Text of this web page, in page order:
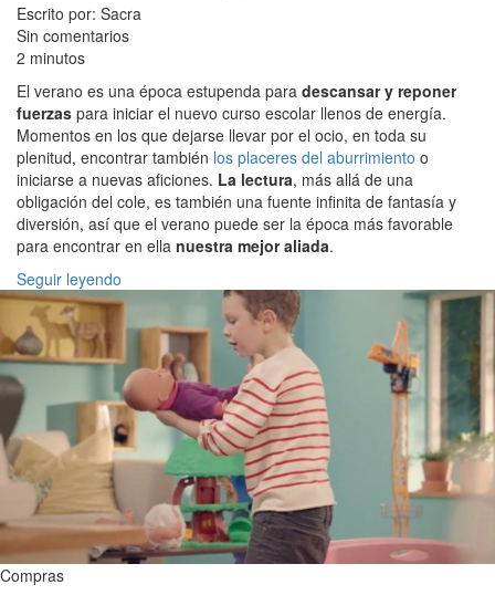
Escrito por: Sacra
Sin comentarios
2 minutos
El verano es una época estupenda para descansar y reponer
fuerzas para iniciar el nuevo curso escolar llenos de energía.
Momentos en los que dejarse llevar por el ocio, en toda su
plenitud, encontrar también los placeres del aburrimiento o
iniciarse a nuevas aficiones. La lectura, más allá de una
obligación del cole, es también una fuente infinita de fantasía y
diversión, así que el verano puede ser la época más favorable
para encontrar en ella nuestra mejor aliada.
Seguir leyendo
Compras